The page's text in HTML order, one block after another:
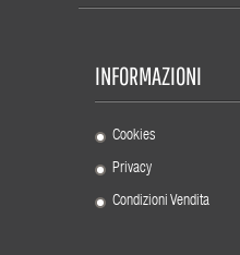
INFORMAZIONI
Cookies
Privacy
Condizioni Vendita